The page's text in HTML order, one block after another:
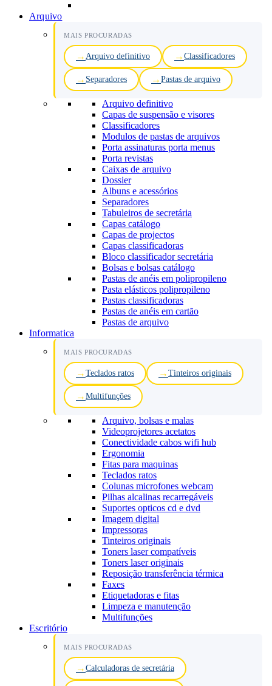
Arquivo
MAIS PROCURADAS
Arquivo definitivo Classificadores
Separadores Pastas de arquivo
Arquivo definitivo
Capas de suspensão e visores
Classificadores
Modulos de pastas de arquivos
Porta assinaturas porta menus
Porta revistas
Caixas de arquivo
Dossier
Albuns e acessórios
Separadores
Tabuleiros de secretária
Capas catálogo
Capas de projectos
Capas classificadoras
Bloco classificador secretária
Bolsas e bolsas catálogo
Pastas de anéis em polipropileno
Pasta elásticos polipropileno
Pastas classificadoras
Pastas de anéis em cartão
Pastas de arquivo
Informatica
MAIS PROCURADAS
Teclados ratos Tinteiros originais
Multifunções
Arquivo, bolsas e malas
Videoprojetores acetatos
Conectividade cabos wifi hub
Ergonomia
Fitas para maquinas
Teclados ratos
Colunas microfones webcam
Pilhas alcalinas recarregáveis
Suportes opticos cd e dvd
Imagem digital
Impressoras
Tinteiros originais
Toners laser compatíveis
Toners laser originais
Reposição transferência térmica
Faxes
Etiquetadoras e fitas
Limpeza e manutenção
Multifunções
Escritório
MAIS PROCURADAS
Calculadoras de secretária